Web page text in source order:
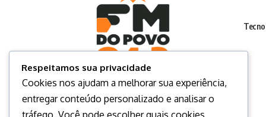
Respeitamos sua privacidade
Cookies nos ajudam a melhorar sua experiência,
entregar conteúdo personalizado e analisar o
tráfego. Você pode escolher quais cookies